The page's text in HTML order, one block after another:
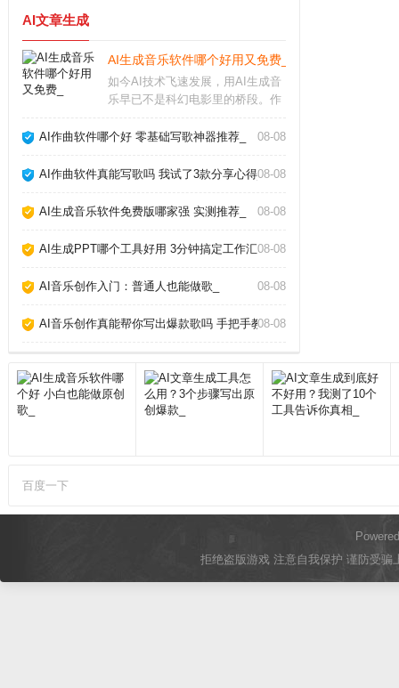
AI文章生成
AI生成音乐软件哪个好用又免费_
如今AI技术飞速发展，用AI生成音
乐早已不是科幻电影里的桥段。作
几款AI生成音乐软件，发现它们确
头配乐甚至完整歌曲，但不同软件
AI作曲软件哪个好 零基础写歌神器推荐_ 08-08
AI作曲软件真能写歌吗 我试了3款分享心得_08-08
AI生成音乐软件免费版哪家强 实测推荐_ 08-08
AI生成PPT哪个工具好用 3分钟搞定工作汇报_
08-08
AI音乐创作入门：普通人也能做歌_ 08-08
AI音乐创作真能帮你写出爆款歌吗 手把手教你玩转AI作歌_
08-08
百度一下
拒绝盗版游戏 注意自我保护 谨防受